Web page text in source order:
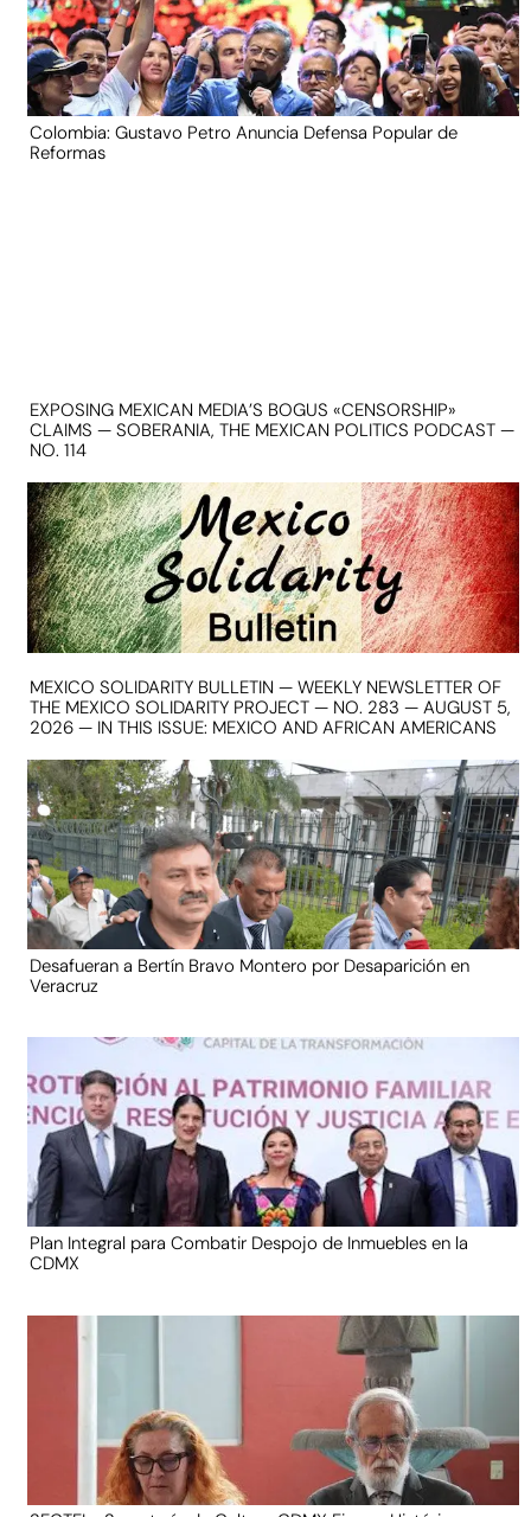
Colombia: Gustavo Petro Anuncia Defensa Popular de
Reformas
EXPOSING MEXICAN MEDIA’S BOGUS «CENSORSHIP»
CLAIMS — SOBERANIA, THE MEXICAN POLITICS PODCAST —
NO. 114
MEXICO SOLIDARITY BULLETIN — WEEKLY NEWSLETTER OF
THE MEXICO SOLIDARITY PROJECT — NO. 283 — AUGUST 5,
2026 — IN THIS ISSUE: MEXICO AND AFRICAN AMERICANS
Desafueran a Bertín Bravo Montero por Desaparición en
Veracruz
Plan Integral para Combatir Despojo de Inmuebles en la
CDMX